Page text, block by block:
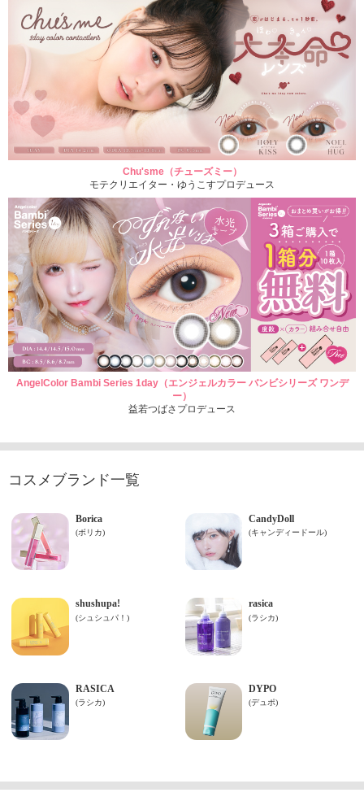
Chu'sme（チューズミー）
モテクリエイター・ゆうこすプロデュース
AngelColor Bambi Series 1day（エンジェルカラー バンビシリーズ ワンデ
ー）
益若つばさプロデュース
コスメブランド一覧